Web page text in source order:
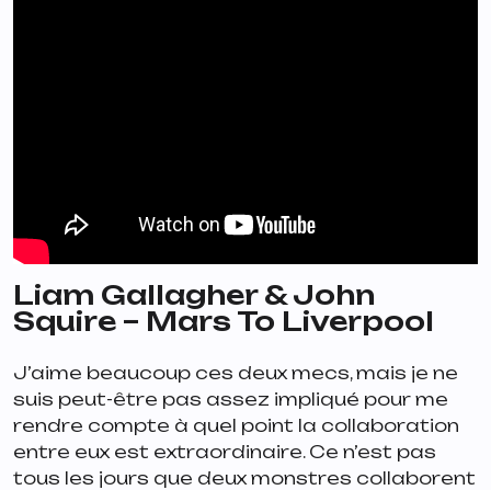
Liam Gallagher & John
Squire – Mars To Liverpool
J’aime beaucoup ces deux mecs, mais je ne
suis peut-être pas assez impliqué pour me
rendre compte à quel point la collaboration
entre eux est extraordinaire. Ce n’est pas
tous les jours que deux monstres collaborent